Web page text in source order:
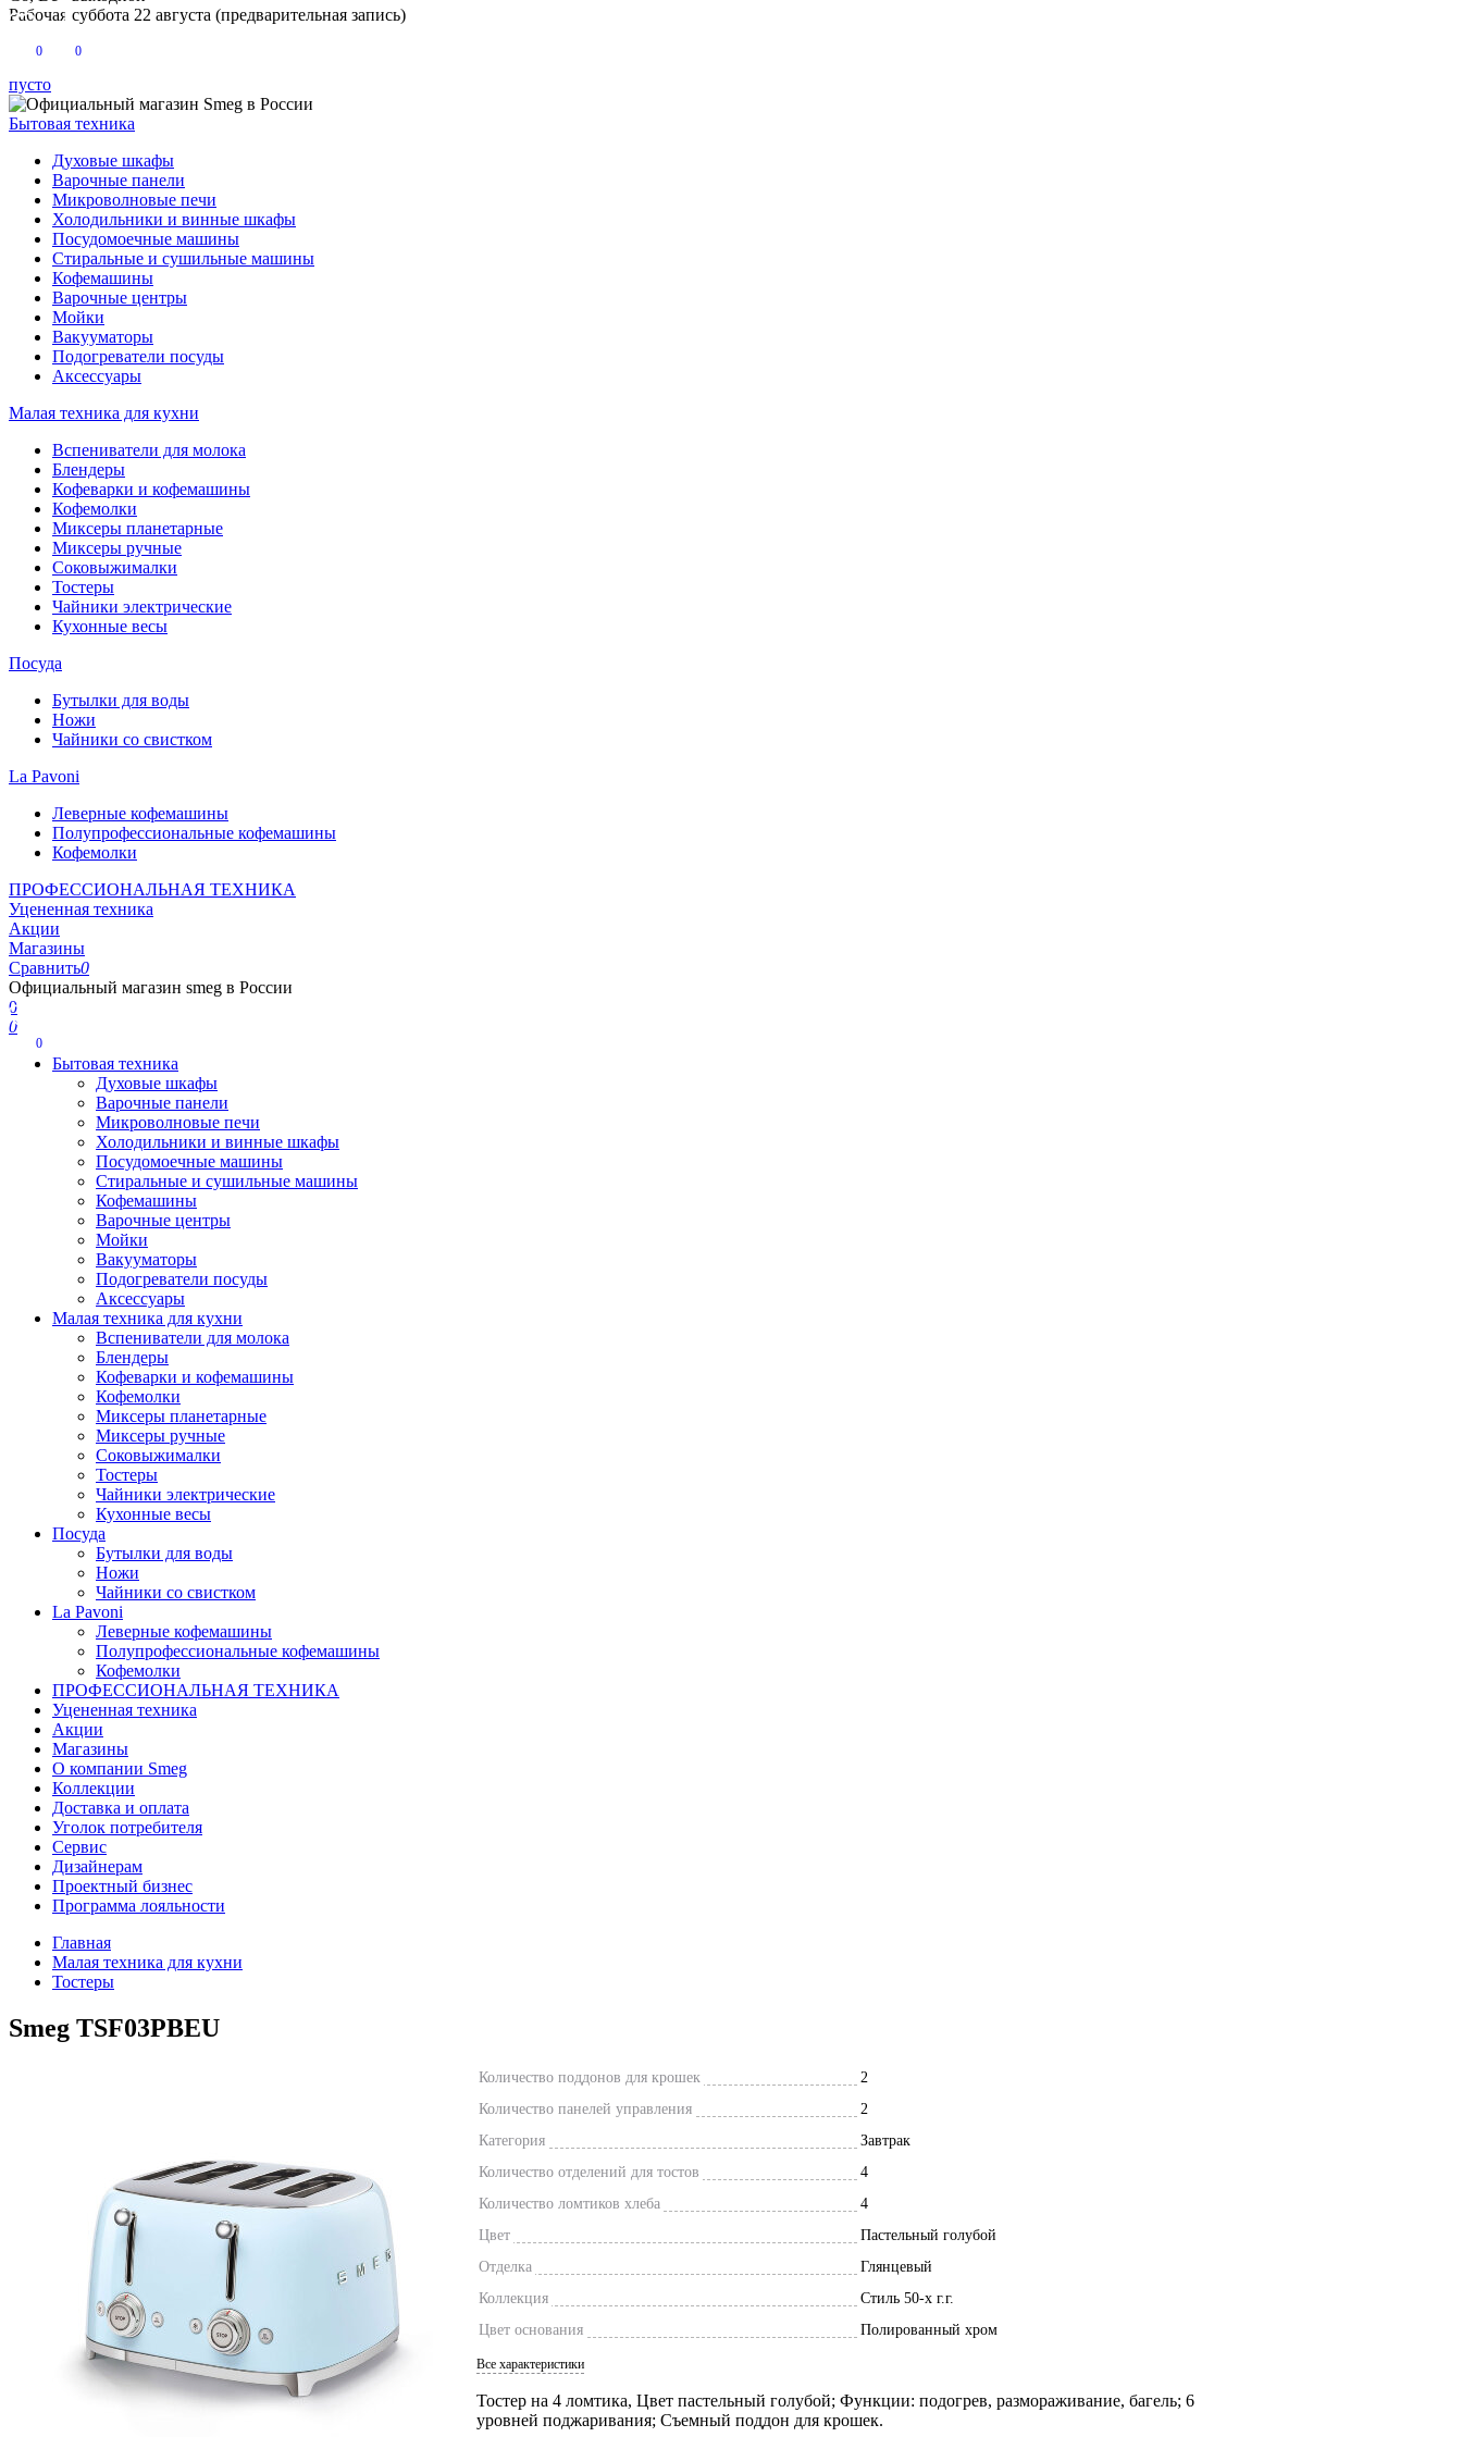
Рабочая суббота 22 августа (предварительная запись)
0 0
пусто
Бытовая техника
Духовые шкафы
Варочные панели
Микроволновые печи
Холодильники и винные шкафы
Посудомоечные машины
Стиральные и сушильные машины
Кофемашины
Варочные центры
Мойки
Вакууматоры
Подогреватели посуды
Аксессуары
Малая техника для кухни
Вспениватели для молока
Блендеры
Кофеварки и кофемашины
Кофемолки
Миксеры планетарные
Миксеры ручные
Соковыжималки
Тостеры
Чайники электрические
Кухонные весы
Посуда
Бутылки для воды
Ножи
Чайники со свистком
La Pavoni
Леверные кофемашины
Полупрофессиональные кофемашины
Кофемолки
ПРОФЕССИОНАЛЬНАЯ ТЕХНИКА
Уцененная техника
Акции
Магазины
Сравнить0
Официальный магазин smeg в России
0
0
0
Бытовая техника
Духовые шкафы
Варочные панели
Микроволновые печи
Холодильники и винные шкафы
Посудомоечные машины
Стиральные и сушильные машины
Кофемашины
Варочные центры
Мойки
Вакууматоры
Подогреватели посуды
Аксессуары
Малая техника для кухни
Вспениватели для молока
Блендеры
Кофеварки и кофемашины
Кофемолки
Миксеры планетарные
Миксеры ручные
Соковыжималки
Тостеры
Чайники электрические
Кухонные весы
Посуда
Бутылки для воды
Ножи
Чайники со свистком
La Pavoni
Леверные кофемашины
Полупрофессиональные кофемашины
Кофемолки
ПРОФЕССИОНАЛЬНАЯ ТЕХНИКА
Уцененная техника
Акции
Магазины
О компании Smeg
Коллекции
Доставка и оплата
Уголок потребителя
Сервис
Дизайнерам
Проектный бизнес
Программа лояльности
Главная
Малая техника для кухни
Тостеры
Smeg TSF03PBEU
Количество поддонов для крошек
2
Количество панелей управления
2
Категория
Завтрак
Количество отделений для тостов
4
Количество ломтиков хлеба
4
Цвет
Пастельный голубой
Отделка
Глянцевый
Коллекция
Стиль 50-х г.г.
Цвет основания
Полированный хром
Все характеристики
Тостер на 4 ломтика, Цвет пастельный голубой; Функции: подогрев, размораживание, багель; 6
уровней поджаривания; Съемный поддон для крошек.